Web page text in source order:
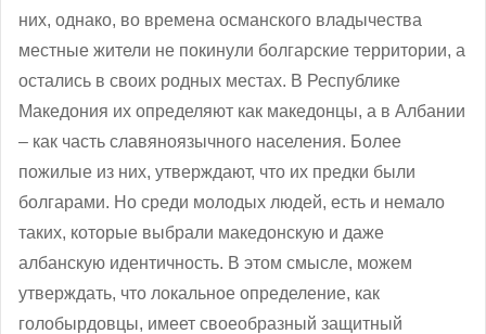
них, однако, во времена османского владычества
местные жители не покинули болгарские территории, а
остались в своих родных местах. В Республике
Македония их определяют как македонцы, а в Албании
– как часть славяноязычного населения. Более
пожилые из них, утверждают, что их предки были
болгарами. Но среди молодых людей, есть и немало
таких, которые выбрали македонскую и даже
албанскую идентичность. В этом смысле, можем
утверждать, что локальное определение, как
голобырдовцы, имеет своеобразный защитный